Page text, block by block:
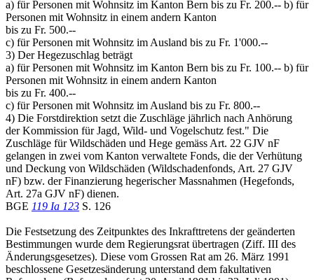
a) für Personen mit Wohnsitz im Kanton Bern bis zu Fr. 200.-- b) für
Personen mit Wohnsitz in einem andern Kanton
bis zu Fr. 500.--
c) für Personen mit Wohnsitz im Ausland bis zu Fr. 1'000.--
3) Der Hegezuschlag beträgt
a) für Personen mit Wohnsitz im Kanton Bern bis zu Fr. 100.-- b) für
Personen mit Wohnsitz in einem andern Kanton
bis zu Fr. 400.--
c) für Personen mit Wohnsitz im Ausland bis zu Fr. 800.--
4) Die Forstdirektion setzt die Zuschläge jährlich nach Anhörung
der Kommission für Jagd, Wild- und Vogelschutz fest." Die
Zuschläge für Wildschäden und Hege gemäss Art. 22 GJV nF
gelangen in zwei vom Kanton verwaltete Fonds, die der Verhütung
und Deckung von Wildschäden (Wildschadenfonds, Art. 27 GJV
nF) bzw. der Finanzierung hegerischer Massnahmen (Hegefonds,
Art. 27a GJV nF) dienen.
BGE 119 Ia 123 S. 126
Die Festsetzung des Zeitpunktes des Inkrafttretens der geänderten
Bestimmungen wurde dem Regierungsrat übertragen (Ziff. III des
Änderungsgesetzes). Diese vom Grossen Rat am 26. März 1991
beschlossene Gesetzesänderung unterstand dem fakultativen